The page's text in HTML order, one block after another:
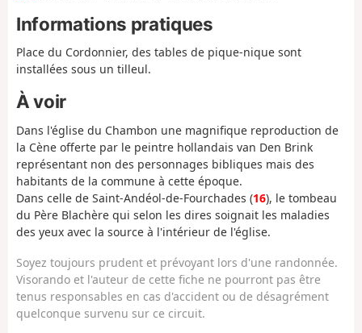
Informations pratiques
Place du Cordonnier, des tables de pique-nique sont
installées sous un tilleul.
À voir
Dans l'église du Chambon une magnifique reproduction de
la Cène offerte par le peintre hollandais van Den Brink
représentant non des personnages bibliques mais des
habitants de la commune à cette époque.
Dans celle de Saint-Andéol-de-Fourchades (16), le tombeau
du Père Blachère qui selon les dires soignait les maladies
des yeux avec la source à l'intérieur de l'église.
Soyez toujours prudent et prévoyant lors d'une randonnée.
Visorando et l'auteur de cette fiche ne pourront pas être
tenus responsables en cas d'accident ou de désagrément
quelconque survenu sur ce circuit.